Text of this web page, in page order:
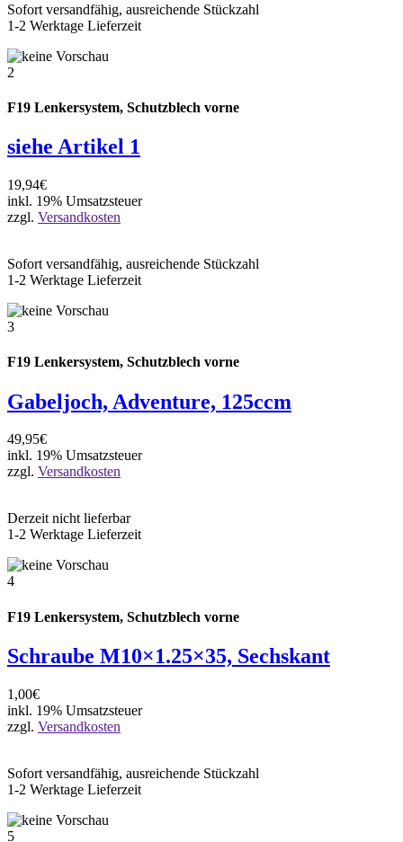
Sofort versandfähig, ausreichende Stückzahl
1-2 Werktage Lieferzeit
2
F19 Lenkersystem, Schutzblech vorne
siehe Artikel 1
19,94€
inkl. 19% Umsatzsteuer
zzgl. Versandkosten
Sofort versandfähig, ausreichende Stückzahl
1-2 Werktage Lieferzeit
3
F19 Lenkersystem, Schutzblech vorne
Gabeljoch, Adventure, 125ccm
49,95€
inkl. 19% Umsatzsteuer
zzgl. Versandkosten
Derzeit nicht lieferbar
1-2 Werktage Lieferzeit
4
F19 Lenkersystem, Schutzblech vorne
Schraube M10×1.25×35, Sechskant
1,00€
inkl. 19% Umsatzsteuer
zzgl. Versandkosten
Sofort versandfähig, ausreichende Stückzahl
1-2 Werktage Lieferzeit
5